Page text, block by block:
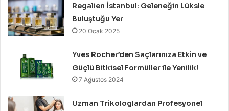
Regalien İstanbul: Geleneğin Lüksle
Buluştuğu Yer
20 Ocak 2025
Yves Rocher’den Saçlarınıza Etkin ve
Güçlü Bitkisel Formüller ile Yenilik!
7 Ağustos 2024
Uzman Trikologlardan Profesyonel